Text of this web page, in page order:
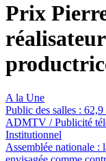
Prix
A la Une
Public des salles : 62,9
ADMTV / Publicité
Institutionnel
Assemblée nationale :